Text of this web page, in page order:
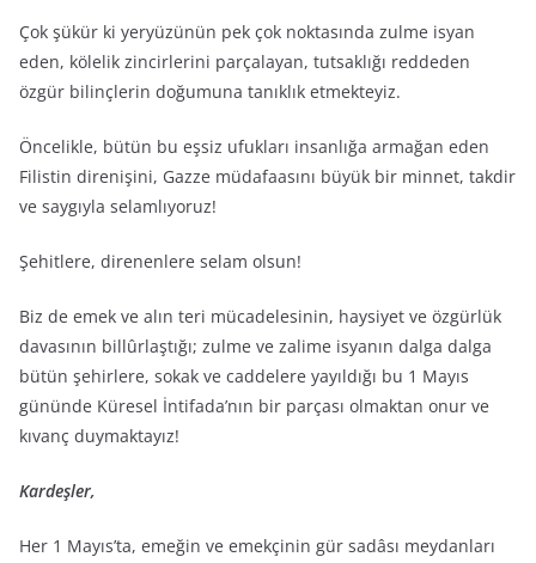
Çok şükür ki yeryüzünün pek çok noktasında zulme isyan
eden, kölelik zincirlerini parçalayan, tutsaklığı reddeden
özgür bilinçlerin doğumuna tanıklık etmekteyiz.
Öncelikle, bütün bu eşsiz ufukları insanlığa armağan eden
Filistin direnişini, Gazze müdafaasını büyük bir minnet, takdir
ve saygıyla selamlıyoruz!
Şehitlere, direnenlere selam olsun!
Biz de emek ve alın teri mücadelesinin, haysiyet ve özgürlük
davasının billûrlaştığı; zulme ve zalime isyanın dalga dalga
bütün şehirlere, sokak ve caddelere yayıldığı bu 1 Mayıs
gününde Küresel İntifada’nın bir parçası olmaktan onur ve
kıvanç duymaktayız!
Kardeşler,
Her 1 Mayıs’ta, emeğin ve emekçinin gür sadâsı meydanları